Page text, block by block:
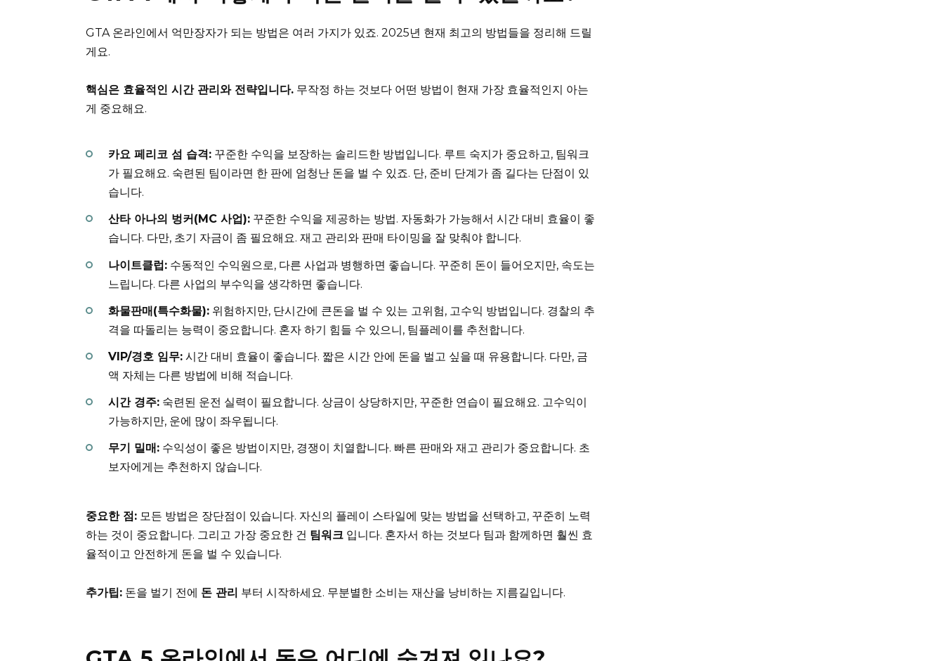
GTA 온라인에서 억만장자가 되는 방법은 여러 가지가 있죠. 2025년 현재 최고의 방법들을 정리해 드릴
게요.
핵심은 효율적인 시간 관리와 전략입니다. 무작정 하는 것보다 어떤 방법이 현재 가장 효율적인지 아는
게 중요해요.
카요 페리코 섬 습격: 꾸준한 수익을 보장하는 솔리드한 방법입니다. 루트 숙지가 중요하고, 팀워크
가 필요해요. 숙련된 팀이라면 한 판에 엄청난 돈을 벌 수 있죠. 단, 준비 단계가 좀 길다는 단점이 있
습니다.
산타 아나의 벙커(MC 사업): 꾸준한 수익을 제공하는 방법. 자동화가 가능해서 시간 대비 효율이 좋
습니다. 다만, 초기 자금이 좀 필요해요. 재고 관리와 판매 타이밍을 잘 맞춰야 합니다.
나이트클럽: 수동적인 수익원으로, 다른 사업과 병행하면 좋습니다. 꾸준히 돈이 들어오지만, 속도는
느립니다. 다른 사업의 부수익을 생각하면 좋습니다.
화물판매(특수화물): 위험하지만, 단시간에 큰돈을 벌 수 있는 고위험, 고수익 방법입니다. 경찰의 추
격을 따돌리는 능력이 중요합니다. 혼자 하기 힘들 수 있으니, 팀플레이를 추천합니다.
VIP/경호 임무: 시간 대비 효율이 좋습니다. 짧은 시간 안에 돈을 벌고 싶을 때 유용합니다. 다만, 금
액 자체는 다른 방법에 비해 적습니다.
시간 경주: 숙련된 운전 실력이 필요합니다. 상금이 상당하지만, 꾸준한 연습이 필요해요. 고수익이
가능하지만, 운에 많이 좌우됩니다.
무기 밀매: 수익성이 좋은 방법이지만, 경쟁이 치열합니다. 빠른 판매와 재고 관리가 중요합니다. 초
보자에게는 추천하지 않습니다.
중요한 점: 모든 방법은 장단점이 있습니다. 자신의 플레이 스타일에 맞는 방법을 선택하고, 꾸준히 노력
하는 것이 중요합니다. 그리고 가장 중요한 건 팀워크 입니다. 혼자서 하는 것보다 팀과 함께하면 훨씬 효
율적이고 안전하게 돈을 벌 수 있습니다.
추가팁: 돈을 벌기 전에 돈 관리 부터 시작하세요. 무분별한 소비는 재산을 낭비하는 지름길입니다.